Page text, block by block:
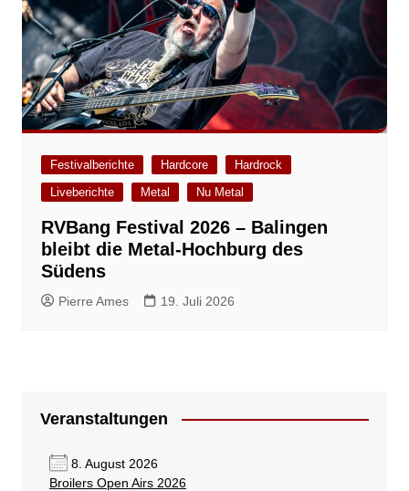
Festivalberichte Hardcore
Hardrock
Liveberichte
Metal Nu Metal
RVBang Festival 2026 – Balingen
bleibt die Metal-Hochburg des
Südens
Pierre Ames 19. Juli 2026
Veranstaltungen
8. August 2026
Broilers Open Airs 2026